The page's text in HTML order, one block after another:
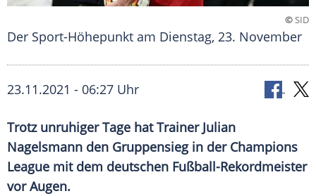
©SID
Der Sport-Höhepunkt am Dienstag, 23. November
23.11.2021 - 06:27 Uhr
Trotz unruhiger Tage hat Trainer Julian
Nagelsmann den Gruppensiegin der Champions
League mit dem deutschen Fußball-Rekordmeister
vor Augen.